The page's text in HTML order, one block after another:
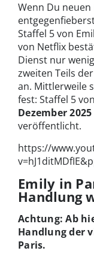
Wenn Du
Staffel 5 von
von Netflix
Dienst nur
zweiten Teils
an. Mittlerweile
fest: Staffel 5
Dezember 2025
veröffentlicht.
https://
Emily in
Handlung
Achtung: Ab
Handlung der
Paris.